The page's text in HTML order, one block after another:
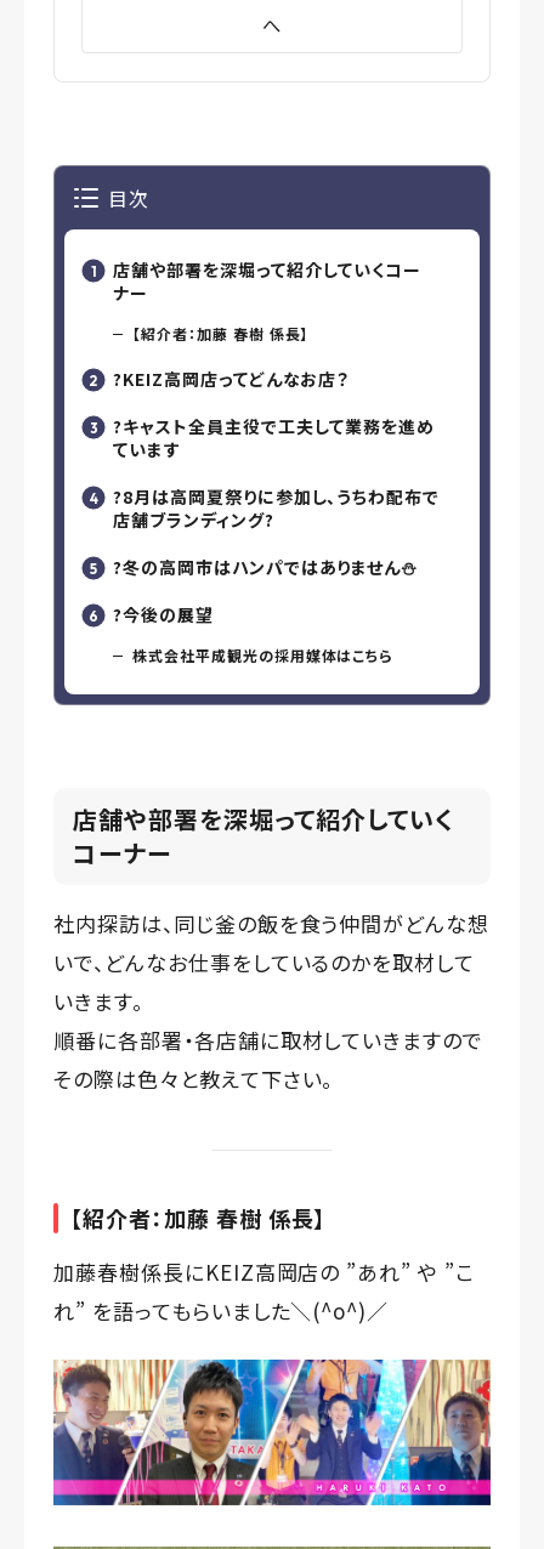
へ
目次
店舗や部署を深堀って紹介していくコー
ナー
【紹介者：加藤 春樹 係長】
?KEIZ高岡店ってどんなお店？
?キャスト全員主役で工夫して業務を進め
ています
?8月は高岡夏祭りに参加し、うちわ配布で
店舗ブランディング?
?冬の高岡市はハンパではありません⛄
?今後の展望
株式会社平成観光の採用媒体はこちら
店舗や部署を深堀って紹介していく
コーナー
社内探訪は、同じ釜の飯を食う仲間がどんな想
いで、どんなお仕事をしているのかを取材して
いきます。
順番に各部署・各店舗に取材していきますので
その際は色々と教えて下さい。
【紹介者：加藤 春樹 係長】
加藤春樹係長にKEIZ高岡店の ”あれ” や ”こ
れ” を語ってもらいました＼(^o^)／